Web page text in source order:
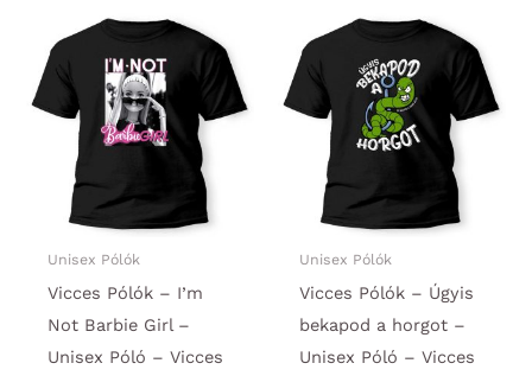
variációja
van.
A
termékoldalon
választhatók
van.
Unisex Pólók
Vicces Pólók – I’m
Not Barbie Girl –
Unisex Póló – Vicces
Unisex Pólók
Vicces Pólók – Úgyis
bekapod a horgot –
Unisex Póló – Vicces